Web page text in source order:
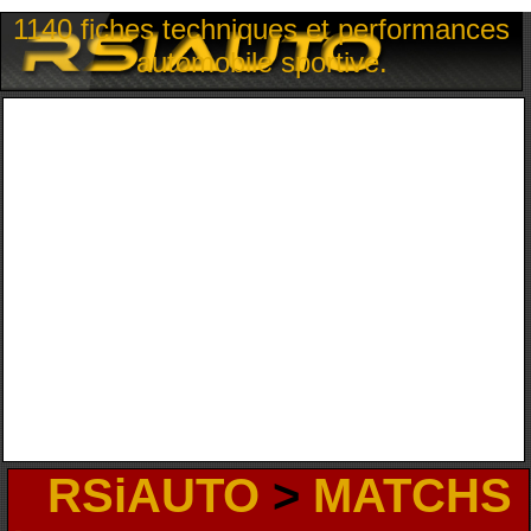
1140 fiches techniques et performances
automobile sportive.
RSiAUTO > MATCHS